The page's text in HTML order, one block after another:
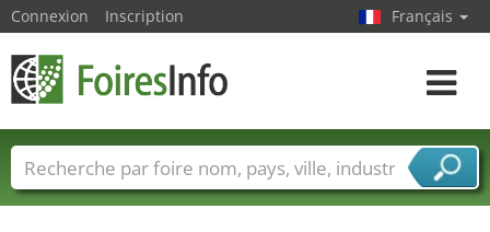
Connexion Inscription Français
Toggle
Foire noms Pays Villes
Secteurs de foire